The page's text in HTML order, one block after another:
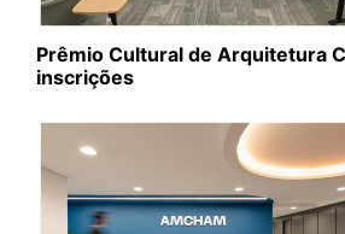
Prêmio Cultural de Arquitetura
inscrições